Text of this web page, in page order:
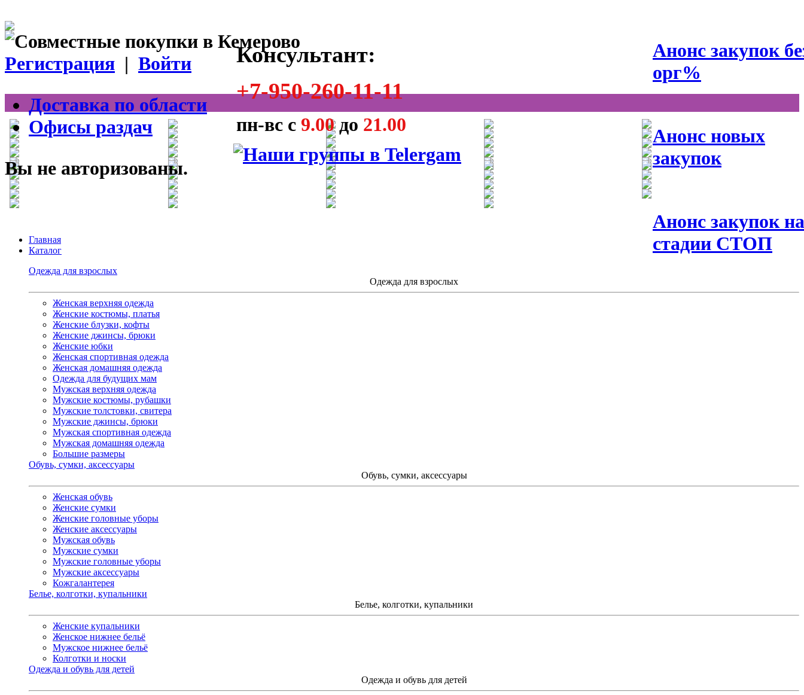
Анонс закупок
орг%
Анонс новых
закупок
Анонс закупок на
стадии СТОП
Консультант:
+7-950-260-11-11
пн-вс с 9.00до 21.00
Регистрация | Войти
Доставка по области
Офисы раздач
Вы не авторизованы.
Главная
Каталог
Одежда для взрослых
Одежда для взрослых
Женская верхняя одежда
Женские костюмы, платья
Женские блузки, кофты
Женские джинсы, брюки
Женские юбки
Женская спортивная одежда
Женская домашняя одежда
Одежда для будущих мам
Мужская верхняя одежда
Мужские костюмы, рубашки
Мужские толстовки, свитера
Мужские джинсы, брюки
Мужская спортивная одежда
Мужская домашняя одежда
Большие размеры
Обувь, сумки, аксессуары
Обувь, сумки, аксессуары
Женская обувь
Женские сумки
Женские головные уборы
Женские аксессуары
Мужская обувь
Мужские сумки
Мужские головные уборы
Мужские аксессуары
Кожгалантерея
Белье, колготки, купальники
Белье, колготки, купальники
Женские купальники
Женское нижнее бельё
Мужское нижнее бельё
Колготки и носки
Одежда и обувь для детей
Одежда и обувь для детей